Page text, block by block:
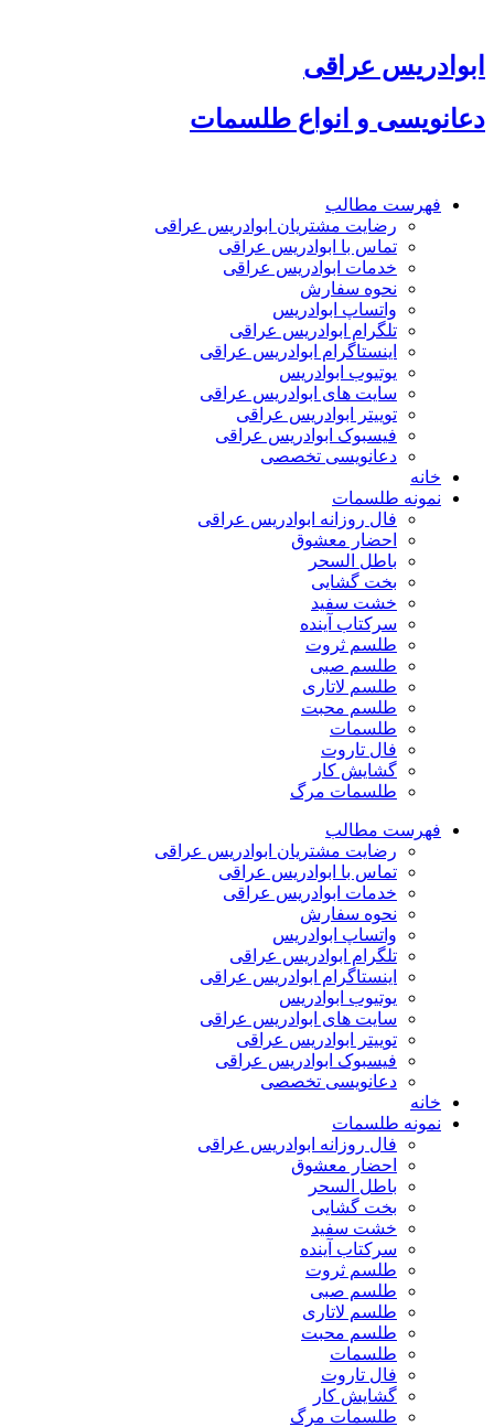
محتوا
ابوادریس عراقی
دعانویسی و انواع طلسمات
فهرست مطالب
رضایت مشتریان ابوادریس عراقی
تماس با ابوادریس عراقی
خدمات ابوادریس عراقی
نحوه سفارش
واتساپ ابوادریس
تلگرام ابوادریس عراقی
اینستاگرام ابوادریس عراقی
یوتیوب ابوادریس
سایت های ابوادریس عراقی
توییتر ابوادریس عراقی
فیسبوک ابوادریس عراقی
دعانویسی تخصصی
خانه
نمونه طلسمات
فال روزانه ابوادریس عراقی
احضار معشوق
باطل السحر
بخت گشایی
خشت سفید
سرکتاب آینده
طلسم ثروت
طلسم صبی
طلسم لاتاری
طلسم محبت
طلسمات
فال تاروت
گشایش کار
طلسمات مرگ
فهرست مطالب
رضایت مشتریان ابوادریس عراقی
تماس با ابوادریس عراقی
خدمات ابوادریس عراقی
نحوه سفارش
واتساپ ابوادریس
تلگرام ابوادریس عراقی
اینستاگرام ابوادریس عراقی
یوتیوب ابوادریس
سایت های ابوادریس عراقی
توییتر ابوادریس عراقی
فیسبوک ابوادریس عراقی
دعانویسی تخصصی
خانه
نمونه طلسمات
فال روزانه ابوادریس عراقی
احضار معشوق
باطل السحر
بخت گشایی
خشت سفید
سرکتاب آینده
طلسم ثروت
طلسم صبی
طلسم لاتاری
طلسم محبت
طلسمات
فال تاروت
گشایش کار
طلسمات مرگ